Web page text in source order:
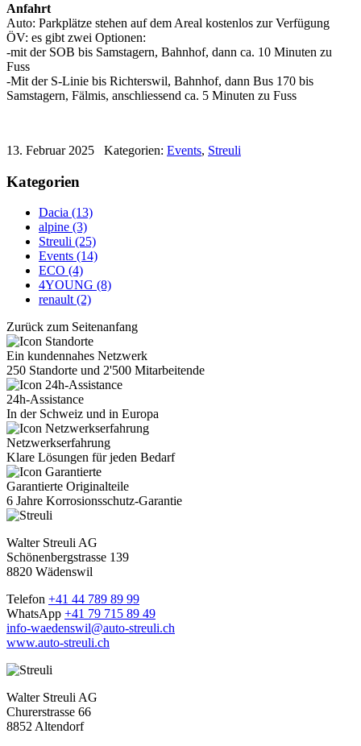
Anfahrt
Auto: Parkplätze stehen auf dem Areal kostenlos zur Verfügung
ÖV: es gibt zwei Optionen:
-mit der SOB bis Samstagern, Bahnhof, dann ca. 10 Minuten zu
Fuss
-Mit der S-Linie bis Richterswil, Bahnhof, dann Bus 170 bis
Samstagern, Fälmis, anschliessend ca. 5 Minuten zu Fuss
13. Februar 2025 Kategorien: Events, Streuli
Kategorien
Dacia (13)
alpine (3)
Streuli (25)
Events (14)
ECO (4)
4YOUNG (8)
renault (2)
Zurück zum Seitenanfang
Ein kundennahes Netzwerk
250 Standorte und 2'500 Mitarbeitende
24h-Assistance
In der Schweiz und in Europa
Netzwerkserfahrung
Klare Lösungen für jeden Bedarf
Garantierte Originalteile
6 Jahre Korrosionsschutz-Garantie
Walter Streuli AG
Schönenbergstrasse 139
8820 Wädenswil
Telefon +41 44 789 89 99
WhatsApp +41 79 715 89 49
info-waedenswil@auto-streuli.ch
www.auto-streuli.ch
Walter Streuli AG
Churerstrasse 66
8852 Altendorf